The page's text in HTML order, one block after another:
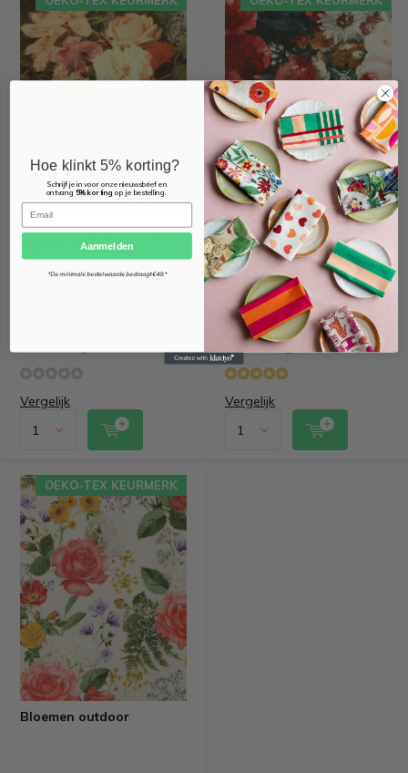
Bloemen olijfgroen velvet
digitale print
Vergelijk
Bloemen & rozen velvet
digitale print
€ 12,95 per halve
meter
1-5 werkdagen
Vergelijk
Bloemen outdoor
OEKO-TEX KEURMERK
Hoe klinkt 5% korting?
Schrijf je in voor onze nieuwsbrief en
ontvang 5% kortingop je bestelling.
Email
Aanmelden
*De minimale bestelwaarde bedraagt €49.*